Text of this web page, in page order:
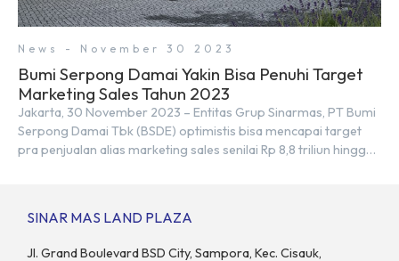
News - November 30 2023
Bumi Serpong Damai Yakin Bisa Penuhi Target
Marketing Sales Tahun 2023
Jakarta, 30 November 2023 – Entitas Grup Sinarmas, PT Bumi
Serpong Damai Tbk (BSDE) optimistis bisa mencapai target
pra penjualan alias marketing sales senilai Rp 8,8 triliun hingga
target. “Kami yakin target […]
SINAR MAS LAND PLAZA
Jl. Grand Boulevard BSD City, Sampora, Kec. Cisauk,